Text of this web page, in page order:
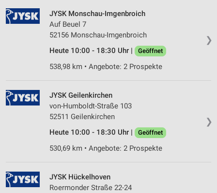
❯
JYSK Monschau-Imgenbroich
Auf Beuel 7
52156 Monschau-Imgenbroich
Heute 10:00 - 18:30 Uhr |
Geöffnet
538,98 km • Angebote: 2 Prospekte
❯
JYSK Geilenkirchen
von-Humboldt-Straße 103
52511 Geilenkirchen
Heute 10:00 - 18:30 Uhr |
Geöffnet
530,69 km • Angebote: 2 Prospekte
JYSK Hückelhoven
Roermonder Straße 22-24